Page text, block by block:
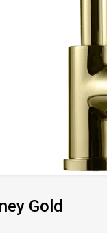
Gold